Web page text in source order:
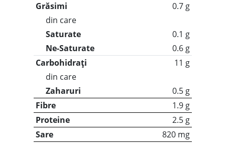
Grăsimi
0.7 g
din care
Saturate
0.1 g
Ne-Saturate
0.6 g
Carbohidrați
11 g
din care
Zaharuri
0.5 g
Fibre
1.9 g
Proteine
2.5 g
Sare
820 mg